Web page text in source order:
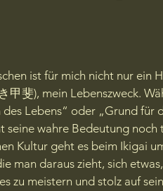
ist für mich nicht nur ein
甲斐), mein Lebenszweck.
des Lebens“ oder „Grund für
seine wahre Bedeutung noch
Kultur geht es beim Ikigai
man daraus zieht, sich
zu meistern und stolz auf